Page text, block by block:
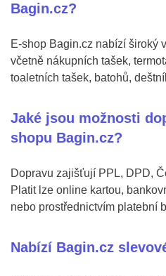
Bagin.cz?
E-shop Bagin.cz nabízí široký
včetně nákupních tašek,
toaletních tašek, batohů,
Jaké jsou možnosti
shopu Bagin.cz?
Dopravu zajišťují PPL, DPD,
Platit lze online kartou,
nebo prostřednictvím platební
Nabízí Bagin.cz